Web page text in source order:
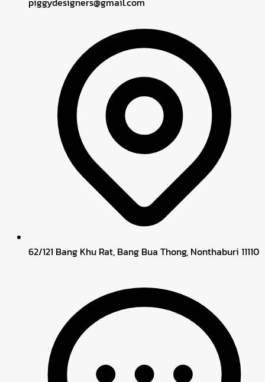
62/121 Bang Khu Rat, Bang Bua Thong, Nonthaburi 11110